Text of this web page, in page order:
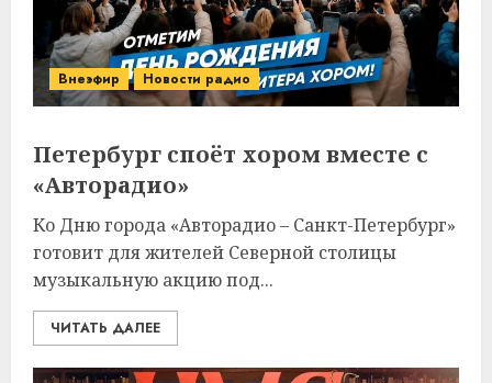
Внеэфир Новости радио
Петербург споёт хором вместе с
«Авторадио»
Ко Дню города «Авторадио – Санкт-Петербург»
готовит для жителей Северной столицы
музыкальную акцию под...
ЧИТАТЬ ДАЛЕЕ